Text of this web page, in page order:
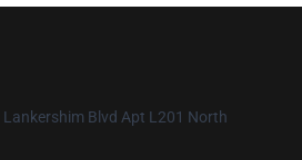
Lankershim Blvd Apt L201 North